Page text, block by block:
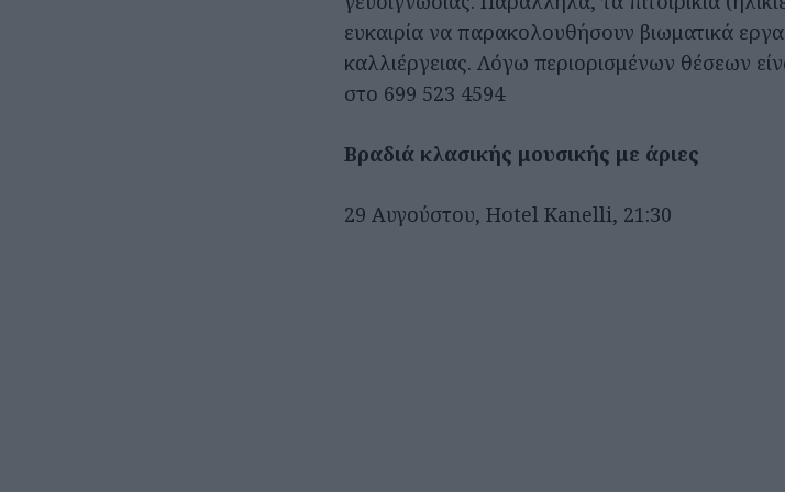
ευκαιρία να παρακολουθήσουν βιωματικά
καλλιέργειας. Λόγω περιορισμένων θέσεων
στο 699 523 4594
Βραδιά κλασικής μουσικής με άριες
29 Αυγούστου, Hotel Kanelli, 21:30